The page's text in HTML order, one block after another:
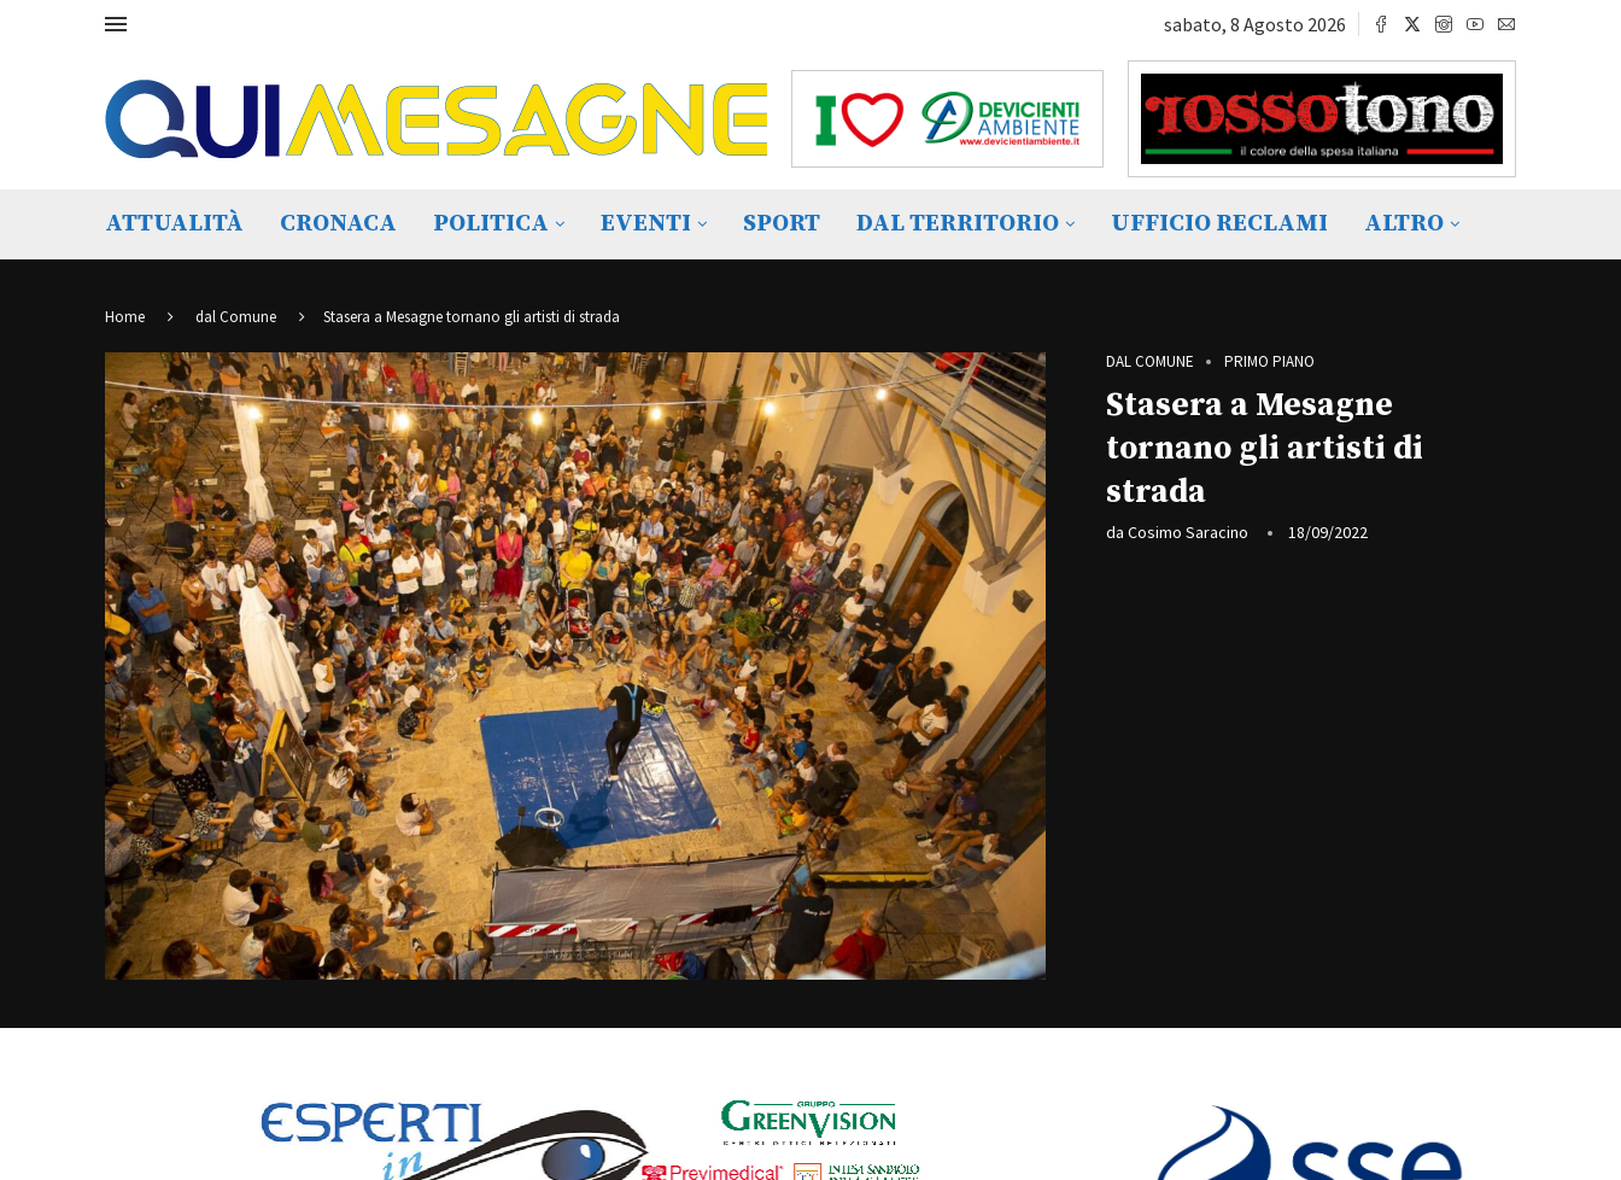
sabato, 8 Agosto 2026
ATTUALITÀ CRONACA POLITICA EVENTI SPORT DAL TERRITORIO UFFICIO RECLAMI ALTRO
Home dal Comune Stasera a Mesagne tornano gli artisti di strada
DAL COMUNE PRIMO PIANO
Stasera a Mesagne
tornano gli artisti di
strada
da Cosimo Saracino 18/09/2022